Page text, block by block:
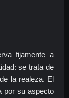
fijamente a
se trata de
la realeza. El
por su aspecto